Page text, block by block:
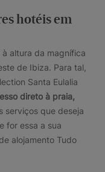
hotéis em
altura da magnífica
de Ibiza. Para tal,
Santa Eulalia
direto à praia,
serviços que deseja
for essa a sua
alojamento Tudo